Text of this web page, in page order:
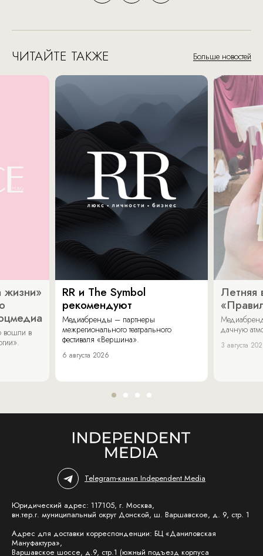
ЧИТАЙТЕ ТАКЖЕ Больше новостей
жизни»
вошли в
RR и The Symbol
рекомендуют
Медиабренды – партнеры
межрегионального театрального
фестиваля «Вершина».
6 августа 2026
Летняя
дачную
3 августа
Telegram-канал Independent Media
Юридический адрес: 117105, г. Москва,
вн.тер.г. муниципальный округ Донской, ш. Варшавское, д. 9, стр. 1
Адрес для доставки корреспонденции: БЦ «Даниловская
Мануфактура»,
Варшавское шоссе, д.9, стр.1 (южный подъезд корпуса